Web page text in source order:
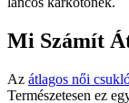
Mi Számít
Az átlagos női
Természetesen ez